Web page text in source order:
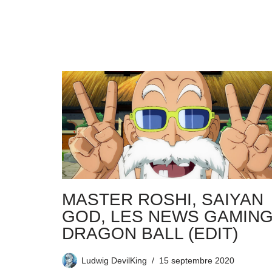
MASTER ROSHI, SAIYAN
GOD, LES NEWS
DRAGON BALL (EDIT)
Ludwig DevilKing 15 septembre 2020